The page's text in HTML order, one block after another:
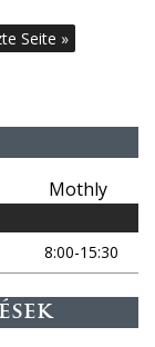
Seite »
Mothly
8:00-15:30